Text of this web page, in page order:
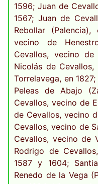
1596; Juan de
1567; Juan de
Rebollar
vecino de
Cevallos, vecino
Nicolás de
Torrelavega, en
Peleas de Abajo
Cevallos, vecino de
de Cevallos, vecino
Cevallos, vecino de
Cevallos, vecino de
Rodrigo de
1587 y 1604;
Renedo de la Vega